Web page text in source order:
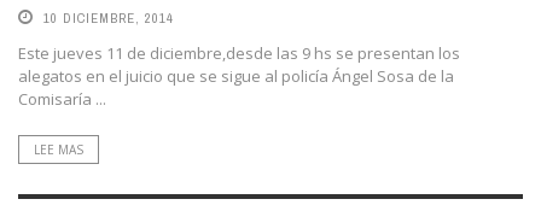
10 DICIEMBRE, 2014
Este jueves 11 de diciembre,desde las 9 hs se presentan los
alegatos en el juicio que se sigue al policía Ángel Sosa de la
Comisaría ...
LEE MAS